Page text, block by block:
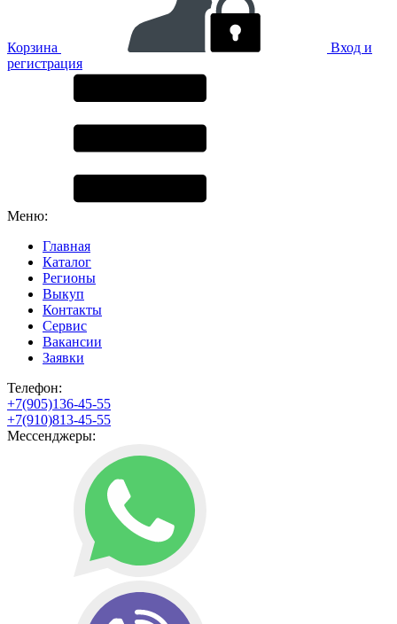
Корзина
Вход и
регистрация
Меню:
Главная
Каталог
Регионы
Выкуп
Контакты
Сервис
Вакансии
Заявки
Телефон:
+7(905)136-45-55
+7(910)813-45-55
Мессенджеры: